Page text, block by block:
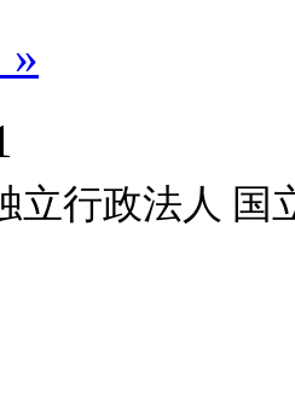
»
立行政法人 国